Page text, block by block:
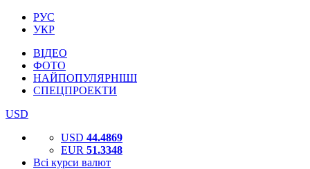
РУС
УКР
ВІДЕО
ФОТО
НАЙПОПУЛЯРНІШІ
СПЕЦПРОЕКТИ
USD
USD 44.4869
EUR 51.3348
Всі курси валют